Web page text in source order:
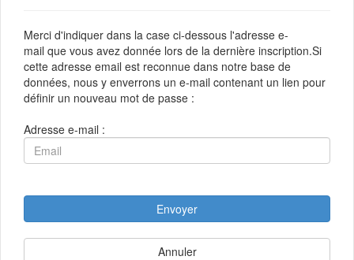
Merci d'indiquer dans la case ci-dessous l'adresse e-
mail que vous avez donnée lors de la dernière inscription.Si
cette adresse email est reconnue dans notre base de
données, nous y enverrons un e-mail contenant un lien pour
définir un nouveau mot de passe :
Adresse e-mail :
Envoyer
Annuler